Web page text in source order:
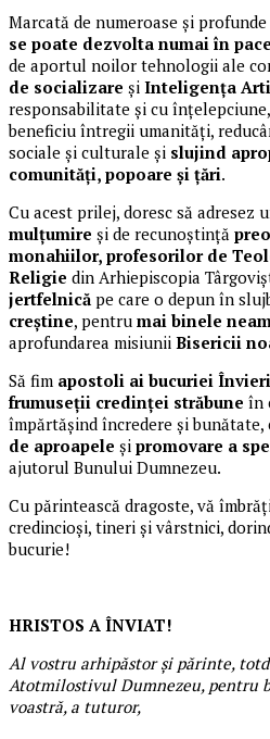
Marcată de numeroase și
se poate dezvolta numai în
de aportul noilor tehnologii ale
de socializare și Inteligența
responsabilitate și cu
beneficiu întregii umanități,
sociale și culturale și slujind
comunități, popoare și țări.
Cu acest prilej, doresc să adresez
mulțumire și de recunoștință
monahiilor, profesorilor de
Religie din Arhiepiscopia
jertfelnică pe care o depun în
creștine, pentru mai binele
aprofundarea misiunii Bisericii
Să fim apostoli ai bucuriei
frumuseții credinței străbune în
împărtășind încredere și bunătate,
de aproapele și promovare a
ajutorul Bunului Dumnezeu.
Cu părintească dragoste, vă
credincioși, tineri și vârstnici,
bucurie!
HRISTOS A ÎNVIAT!
Al vostru arhipăstor și părinte,
Atotmilostivul Dumnezeu, pentru
voastră, a tuturor,